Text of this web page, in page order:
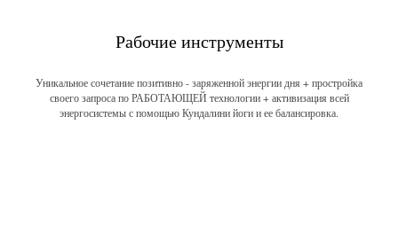
Рабочие инструменты
Уникальное сочетание позитивно - заряженной энергии дня + простройка
своего запроса по РАБОТАЮЩЕЙ технологии + активизация всей
энергосистемы с помощью Кундалини йоги и ее балансировка.